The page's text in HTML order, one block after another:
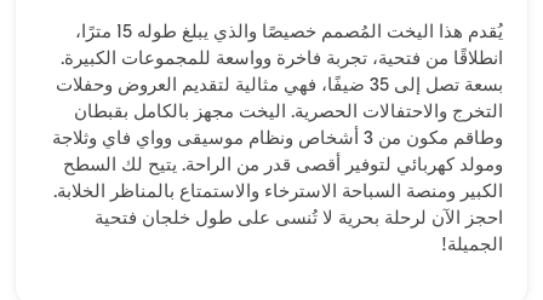
يُقدم هذا اليخت المُصمم خصيصًا والذي يبلغ طوله 15 مترًا،
انطلاقًا من فتحية، تجربة فاخرة وواسعة للمجموعات الكبيرة.
بسعة تصل إلى 35 ضيفًا، فهي مثالية لتقديم العروض وحفلات
التخرج والاحتفالات الحصرية. اليخت مجهز بالكامل بقبطان
وطاقم مكون من 3 أشخاص ونظام موسيقى وواي فاي وثلاجة
ومولد كهربائي لتوفير أقصى قدر من الراحة. يتيح لك السطح
الكبير ومنصة السباحة الاسترخاء والاستمتاع بالمناظر الخلابة.
احجز الآن لرحلة بحرية لا تُنسى على طول خلجان فتحية
الجميلة!